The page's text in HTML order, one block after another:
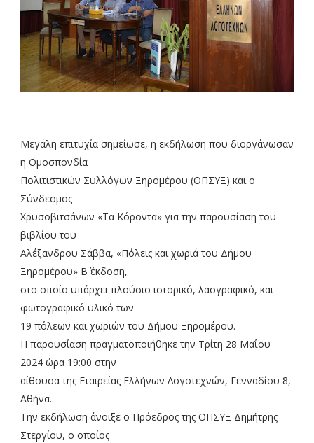
Μεγάλη επιτυχία σημείωσε, η εκδήλωση που διοργάνωσαν
η Ομοσπονδία
Πολιτιστικών Συλλόγων Ξηρομέρου (ΟΠΣΥΞ) και ο
Σύνδεσμος
Χρυσοβιτσάνων «Τα Κόροντα» για την παρουσίαση του
βιβλίου του
Αλέξανδρου Σάββα, «Πόλεις και χωριά του Δήμου
Ξηρομέρου» Β΄ έκδοση,
στο οποίο υπάρχει πλούσιο ιστορικό, λαογραφικό, και
φωτογραφικό υλικό των
19 πόλεων και χωριών του Δήμου Ξηρομέρου.
Η παρουσίαση πραγματοποιήθηκε την Τρίτη 28 Μαΐου
2024 ώρα 19:00 στην
αίθουσα της Εταιρείας Ελλήνων Λογοτεχνών, Γενναδίου 8,
Αθήνα.
Την εκδήλωση άνοιξε ο Πρόεδρος της ΟΠΣΥΞ Δημήτρης
Στεργίου, ο οποίος